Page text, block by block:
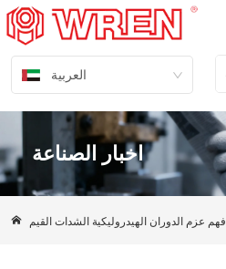
العربية
اخبار الصناعة
فهم عزم الدوران الهيدروليكية الشدات القيم